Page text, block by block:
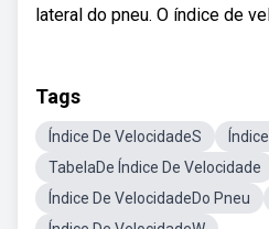
lateral do pneu. O índice de
Tags
Índice De VelocidadeS
TabelaDe Índice De Velocidade
Índice De VelocidadeDo Pneu